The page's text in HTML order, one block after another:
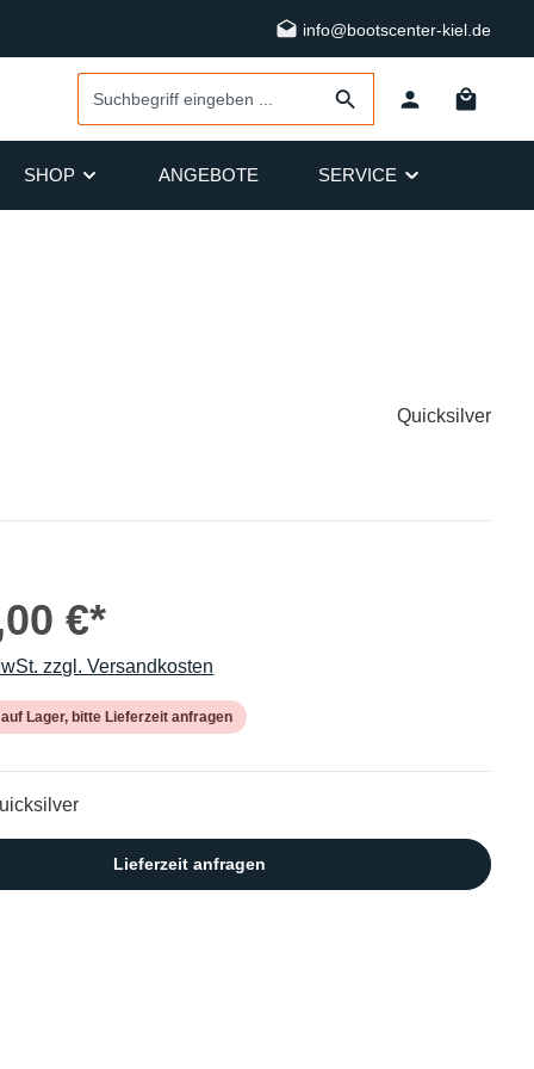
info@bootscenter-kiel.de
SHOP ANGEBOTE SERVICE
Quicksilver
€*
zzgl. Versandkosten
Lager, bitte Lieferzeit anfragen
Lieferzeit anfragen